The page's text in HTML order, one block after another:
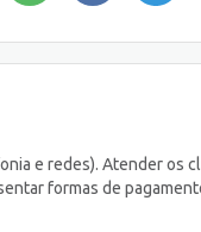
e redes). Atender os
formas de